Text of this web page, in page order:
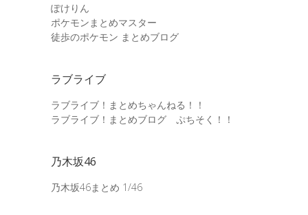
ぽけりん
ポケモンまとめマスター
徒歩のポケモン まとめブログ
ラブライブ
ラブライブ！まとめちゃんねる！！
ラブライブ！まとめブログ ぷちそく！！
乃木坂46
乃木坂46まとめ 1/46